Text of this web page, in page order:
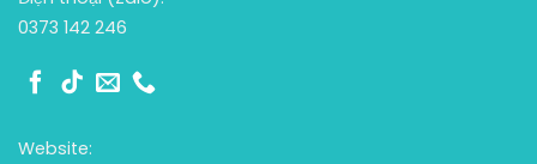
0373 142 246
Website: